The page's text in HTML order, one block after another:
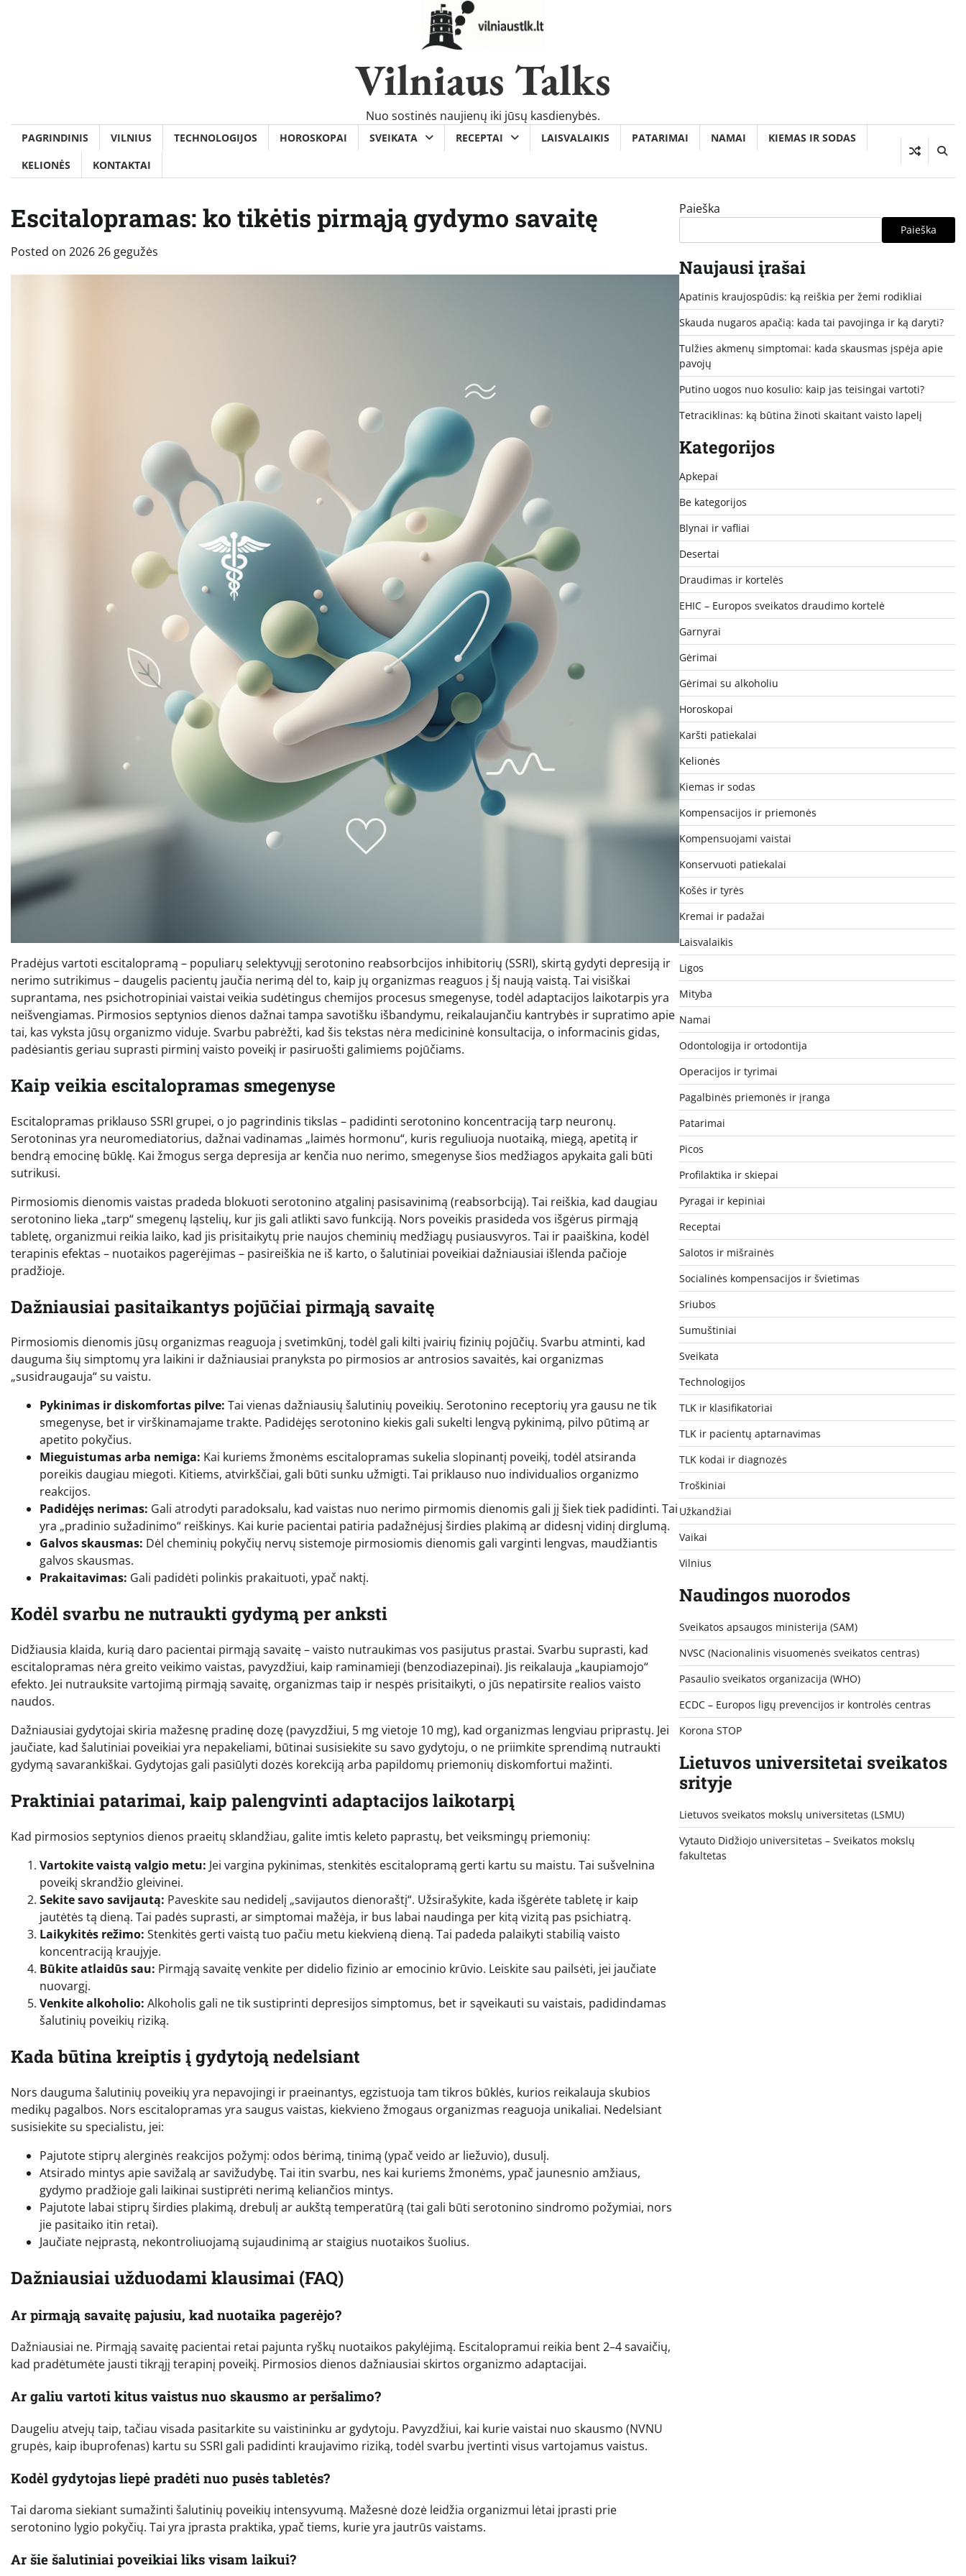
Vilniaus Talks
Nuo sostinės naujienų iki jūsų kasdienybės.
PAGRINDINIS VILNIUS TECHNOLOGIJOS HOROSKOPAI SVEIKATA RECEPTAI LAISVALAIKIS PATARIMAI NAMAI
KIEMAS IR SODAS
KELIONĖS
KONTAKTAI
Escitalopramas: ko tikėtis pirmąją gydymo savaitę
Posted on 2026 26 gegužės
Pradėjus vartoti escitalopramą – populiarų selektyvųjį serotonino reabsorbcijos inhibitorių (SSRI), skirtą gydyti depresiją ir
nerimo sutrikimus – daugelis pacientų jaučia nerimą dėl to, kaip jų organizmas reaguos į šį naują vaistą. Tai visiškai
suprantama, nes psichotropiniai vaistai veikia sudėtingus chemijos procesus smegenyse, todėl adaptacijos laikotarpis yra
neišvengiamas. Pirmosios septynios dienos dažnai tampa savotišku išbandymu, reikalaujančiu kantrybės ir supratimo apie
tai, kas vyksta jūsų organizmo viduje. Svarbu pabrėžti, kad šis tekstas nėra medicininė konsultacija, o informacinis gidas,
padėsiantis geriau suprasti pirminį vaisto poveikį ir pasiruošti galimiems pojūčiams.
Kaip veikia escitalopramas smegenyse
Escitalopramas priklauso SSRI grupei, o jo pagrindinis tikslas – padidinti serotonino koncentraciją tarp neuronų.
Serotoninas yra neuromediatorius, dažnai vadinamas „laimės hormonu“, kuris reguliuoja nuotaiką, miegą, apetitą ir
bendrą emocinę būklę. Kai žmogus serga depresija ar kenčia nuo nerimo, smegenyse šios medžiagos apykaita gali būti
sutrikusi.
Pirmosiomis dienomis vaistas pradeda blokuoti serotonino atgalinį pasisavinimą (reabsorbciją). Tai reiškia, kad daugiau
serotonino lieka „tarp“ smegenų ląstelių, kur jis gali atlikti savo funkciją. Nors poveikis prasideda vos išgėrus pirmąją
tabletę, organizmui reikia laiko, kad jis prisitaikytų prie naujos cheminių medžiagų pusiausvyros. Tai ir paaiškina, kodėl
terapinis efektas – nuotaikos pagerėjimas – pasireiškia ne iš karto, o šalutiniai poveikiai dažniausiai išlenda pačioje
pradžioje.
Dažniausiai pasitaikantys pojūčiai pirmąją savaitę
Pirmosiomis dienomis jūsų organizmas reaguoja į svetimkūnį, todėl gali kilti įvairių fizinių pojūčių. Svarbu atminti, kad
dauguma šių simptomų yra laikini ir dažniausiai pranyksta po pirmosios ar antrosios savaitės, kai organizmas
„susidraugauja“ su vaistu.
Pykinimas ir diskomfortas pilve: Tai vienas dažniausių šalutinių poveikių. Serotonino receptorių yra gausu ne tik
smegenyse, bet ir virškinamajame trakte. Padidėjęs serotonino kiekis gali sukelti lengvą pykinimą, pilvo pūtimą ar
apetito pokyčius.
Mieguistumas arba nemiga: Kai kuriems žmonėms escitalopramas sukelia slopinantį poveikį, todėl atsiranda
poreikis daugiau miegoti. Kitiems, atvirkščiai, gali būti sunku užmigti. Tai priklauso nuo individualios organizmo
reakcijos.
Padidėjęs nerimas: Gali atrodyti paradoksalu, kad vaistas nuo nerimo pirmomis dienomis gali jį šiek tiek padidinti. Tai
yra „pradinio sužadinimo“ reiškinys. Kai kurie pacientai patiria padažnėjusį širdies plakimą ar didesnį vidinį dirglumą.
Galvos skausmas: Dėl cheminių pokyčių nervų sistemoje pirmosiomis dienomis gali varginti lengvas, maudžiantis
galvos skausmas.
Prakaitavimas: Gali padidėti polinkis prakaituoti, ypač naktį.
Kodėl svarbu ne nutraukti gydymą per anksti
Didžiausia klaida, kurią daro pacientai pirmąją savaitę – vaisto nutraukimas vos pasijutus prastai. Svarbu suprasti, kad
escitalopramas nėra greito veikimo vaistas, pavyzdžiui, kaip raminamieji (benzodiazepinai). Jis reikalauja „kaupiamojo“
efekto. Jei nutrauksite vartojimą pirmąją savaitę, organizmas taip ir nespės prisitaikyti, o jūs nepatirsite realios vaisto
naudos.
Dažniausiai gydytojai skiria mažesnę pradinę dozę (pavyzdžiui, 5 mg vietoje 10 mg), kad organizmas lengviau priprastų. Jei
jaučiate, kad šalutiniai poveikiai yra nepakeliami, būtinai susisiekite su savo gydytoju, o ne priimkite sprendimą nutraukti
gydymą savarankiškai. Gydytojas gali pasiūlyti dozės korekciją arba papildomų priemonių diskomfortui mažinti.
Praktiniai patarimai, kaip palengvinti adaptacijos laikotarpį
Kad pirmosios septynios dienos praeitų sklandžiau, galite imtis keleto paprastų, bet veiksmingų priemonių:
Vartokite vaistą valgio metu: Jei vargina pykinimas, stenkitės escitalopramą gerti kartu su maistu. Tai sušvelnina
poveikį skrandžio gleivinei.
Sekite savo savijautą: Paveskite sau nedidelį „savijautos dienoraštį“. Užsirašykite, kada išgėrėte tabletę ir kaip
jautėtės tą dieną. Tai padės suprasti, ar simptomai mažėja, ir bus labai naudinga per kitą vizitą pas psichiatrą.
Laikykitės režimo: Stenkitės gerti vaistą tuo pačiu metu kiekvieną dieną. Tai padeda palaikyti stabilią vaisto
koncentraciją kraujyje.
Būkite atlaidūs sau: Pirmąją savaitę venkite per didelio fizinio ar emocinio krūvio. Leiskite sau pailsėti, jei jaučiate
nuovargį.
Venkite alkoholio: Alkoholis gali ne tik sustiprinti depresijos simptomus, bet ir sąveikauti su vaistais, padidindamas
šalutinių poveikių riziką.
Kada būtina kreiptis į gydytoją nedelsiant
Nors dauguma šalutinių poveikių yra nepavojingi ir praeinantys, egzistuoja tam tikros būklės, kurios reikalauja skubios
medikų pagalbos. Nors escitalopramas yra saugus vaistas, kiekvieno žmogaus organizmas reaguoja unikaliai. Nedelsiant
susisiekite su specialistu, jei:
Pajutote stiprų alerginės reakcijos požymį: odos bėrimą, tinimą (ypač veido ar liežuvio), dusulį.
Atsirado mintys apie savižalą ar savižudybę. Tai itin svarbu, nes kai kuriems žmonėms, ypač jaunesnio amžiaus,
gydymo pradžioje gali laikinai sustiprėti nerimą keliančios mintys.
Pajutote labai stiprų širdies plakimą, drebulį ar aukštą temperatūrą (tai gali būti serotonino sindromo požymiai, nors
jie pasitaiko itin retai).
Jaučiate neįprastą, nekontroliuojamą sujaudinimą ar staigius nuotaikos šuolius.
Dažniausiai užduodami klausimai (FAQ)
Ar pirmąją savaitę pajusiu, kad nuotaika pagerėjo?
Dažniausiai ne. Pirmąją savaitę pacientai retai pajunta ryškų nuotaikos pakylėjimą. Escitalopramui reikia bent 2–4 savaičių,
kad pradėtumėte jausti tikrąjį terapinį poveikį. Pirmosios dienos dažniausiai skirtos organizmo adaptacijai.
Ar galiu vartoti kitus vaistus nuo skausmo ar peršalimo?
Daugeliu atvejų taip, tačiau visada pasitarkite su vaistininku ar gydytoju. Pavyzdžiui, kai kurie vaistai nuo skausmo (NVNU
grupės, kaip ibuprofenas) kartu su SSRI gali padidinti kraujavimo riziką, todėl svarbu įvertinti visus vartojamus vaistus.
Kodėl gydytojas liepė pradėti nuo pusės tabletės?
Tai daroma siekiant sumažinti šalutinių poveikių intensyvumą. Mažesnė dozė leidžia organizmui lėtai įprasti prie
serotonino lygio pokyčių. Tai yra įprasta praktika, ypač tiems, kurie yra jautrūs vaistams.
Ar šie šalutiniai poveikiai liks visam laikui?
Paieška
Paieška
Naujausi įrašai
Apatinis kraujospūdis: ką reiškia per žemi rodikliai
Skauda nugaros apačią: kada tai pavojinga ir ką daryti?
Tulžies akmenų simptomai: kada skausmas įspėja apie
pavojų
Putino uogos nuo kosulio: kaip jas teisingai vartoti?
Tetraciklinas: ką būtina žinoti skaitant vaisto lapelį
Kategorijos
Apkepai
Be kategorijos
Blynai ir vafliai
Desertai
Draudimas ir kortelės
EHIC – Europos sveikatos draudimo kortelė
Garnyrai
Gėrimai
Gėrimai su alkoholiu
Horoskopai
Karšti patiekalai
Kelionės
Kiemas ir sodas
Kompensacijos ir priemonės
Kompensuojami vaistai
Konservuoti patiekalai
Košės ir tyrės
Kremai ir padažai
Laisvalaikis
Ligos
Mityba
Namai
Odontologija ir ortodontija
Operacijos ir tyrimai
Pagalbinės priemonės ir įranga
Patarimai
Picos
Profilaktika ir skiepai
Pyragai ir kepiniai
Receptai
Salotos ir mišrainės
Socialinės kompensacijos ir švietimas
Sriubos
Sumuštiniai
Sveikata
Technologijos
TLK ir klasifikatoriai
TLK ir pacientų aptarnavimas
TLK kodai ir diagnozės
Troškiniai
Užkandžiai
Vaikai
Vilnius
Naudingos nuorodos
Sveikatos apsaugos ministerija (SAM)
NVSC (Nacionalinis visuomenės sveikatos centras)
Pasaulio sveikatos organizacija (WHO)
ECDC – Europos ligų prevencijos ir kontrolės centras
Korona STOP
Lietuvos universitetai sveikatos
srityje
Lietuvos sveikatos mokslų universitetas (LSMU)
Vytauto Didžiojo universitetas – Sveikatos mokslų
fakultetas